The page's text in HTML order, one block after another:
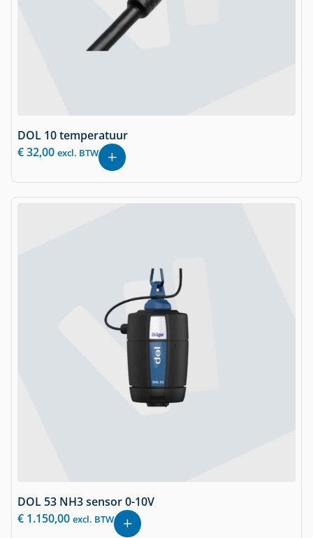
DOL 10 temperatuur
€32,00 excl. BTW
DOL 53 NH3 sensor 0-10V
€ 1.150,00 excl. BTW